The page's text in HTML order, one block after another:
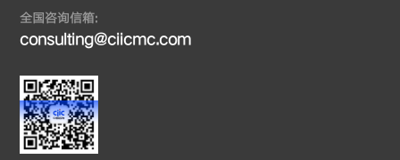
全国咨询信箱:
consulting@ciicmc.com